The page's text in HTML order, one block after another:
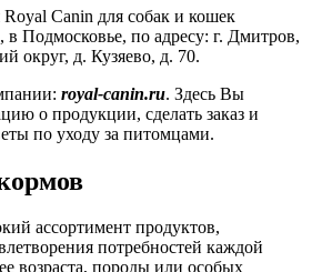
Canin для собак и кошек
в Подмосковье, по адресу: г. Дмитров,
округ, д. Кузяево, д. 70.
royal-canin.ru. Здесь Вы
о продукции, сделать заказ и
по уходу за питомцами.
ассортимент продуктов,
потребностей каждой
возраста, породы или особых